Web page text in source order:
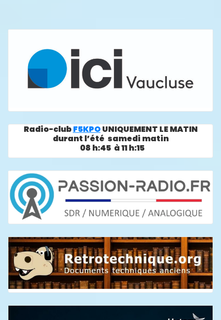
Radio-clubF5KPOUNIQUEMENT LE MATIN
durant l’été samedi matin
08 h:45 à 11 h:15